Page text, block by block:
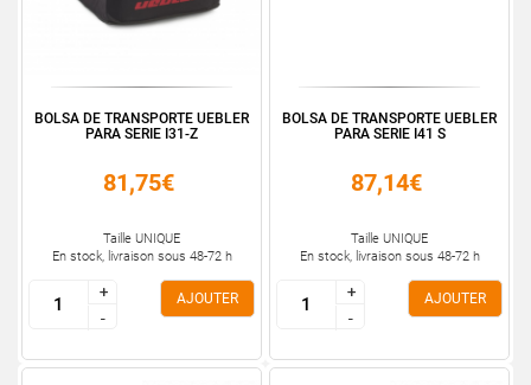
BOLSA DE TRANSPORTE UEBLER
PARA SERIE I31-Z
81,75€
Taille UNIQUE
En stock, livraison sous 48-72 h
+
-
+
-
AJOUTER
BOLSA DE TRANSPORTE UEBLER
PARA SERIE I41 S
87,14€
Taille UNIQUE
En stock, livraison sous 48-72 h
+
-
+
-
AJOUTER